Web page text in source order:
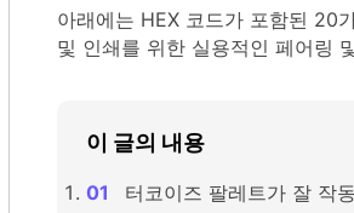
아래에는 HEX 코드가 포함된 20
및 인쇄를 위한 실용적인 페어링
이 글의 내용
터코이즈 팔레트가 잘 작